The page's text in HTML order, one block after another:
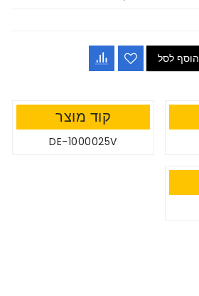
הוסף לסל
קוד מוצר
DE-1000025V